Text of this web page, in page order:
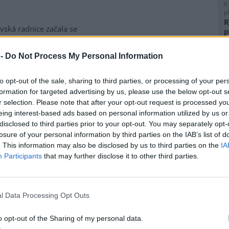
Do Not Process My Personal Information
opt-out of the sale, sharing to third parties, or processing of your
for targeted advertising by us, please use the below opt-out
selection. Please note that after your opt-out request is processed
interest-based ads based on personal information utilized by us
to third parties prior to your opt-out. You may separately
of your personal information by third parties on the IAB’s list of
This information may also be disclosed by us to third parties on the
Participants that may further disclose it to other third parties.
Data Processing Opt Outs
opt-out of the Sharing of my personal data.
radnice začala se
likvidací bolševníku
který patří k
invazním
ve Slezské Ostravě letos
kombinuje chemické i
Gabriela Pokorná.
výrobu nového
Škoda Auto zahájila ve
hlavním závodě v Mladé
sériovou výrobu nového
Jde o největší vůz v